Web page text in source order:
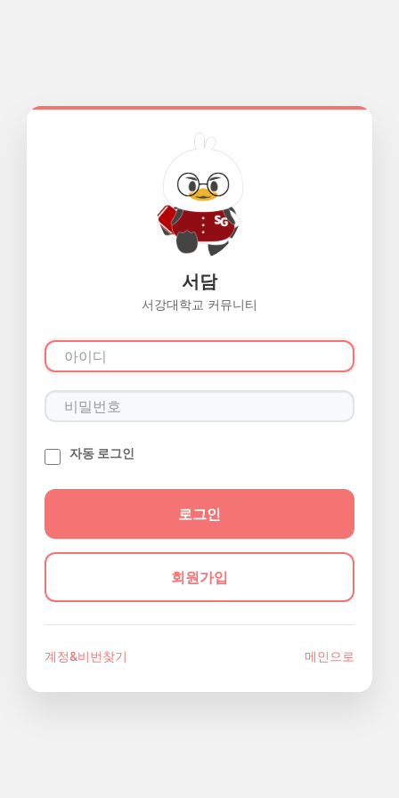
서담
서강대학교 커뮤니티
자동 로그인
회원가입
계정&비번찾기 메인으로